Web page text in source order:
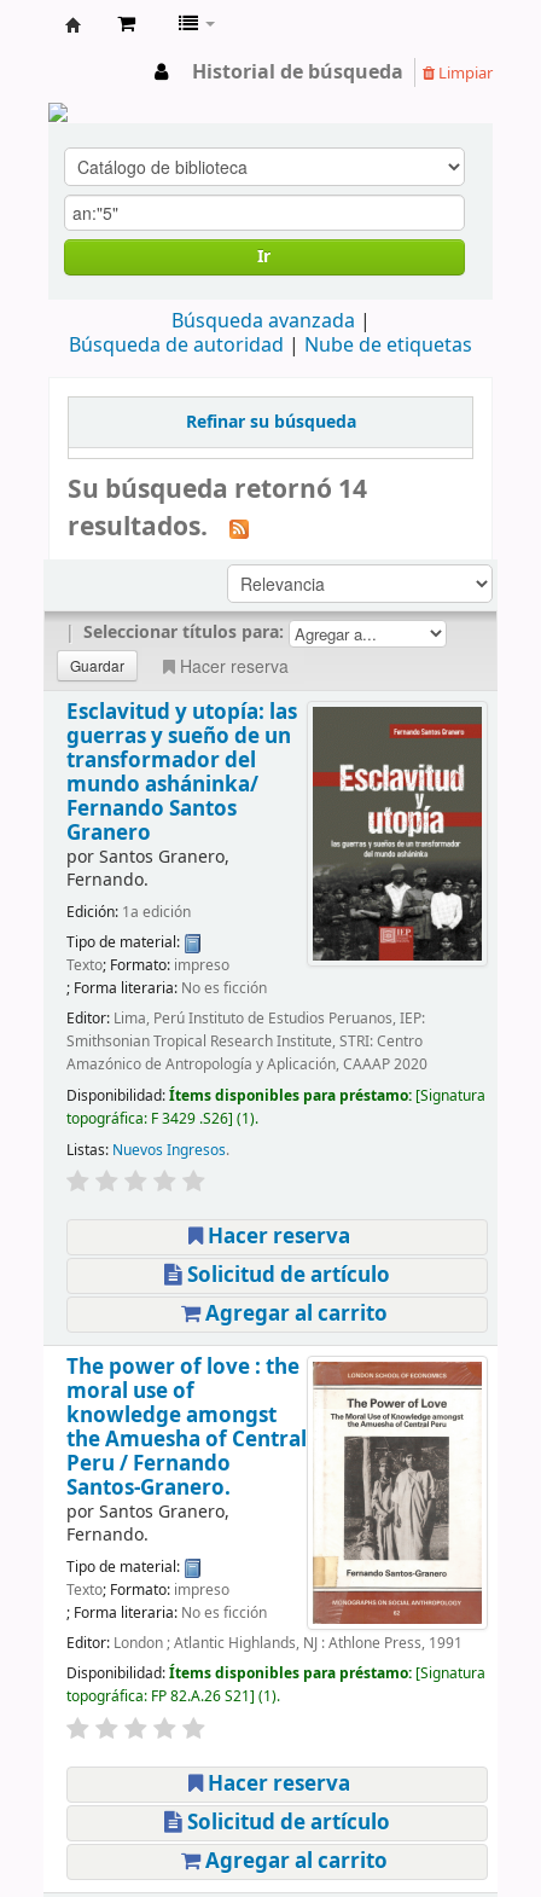
Historial de búsqueda Limpiar
Ir
Búsqueda avanzada
Búsqueda de autoridad
Nube de etiquetas
Refinar su búsqueda
Su búsqueda retornó 14
resultados.
| Seleccionar títulos para:
Hacer reserva
Esclavitud y utopía: las
guerras y sueño de un
transformador del
mundo asháninka/
Fernando Santos
Granero
porSantos Granero,
Fernando.
Edición: 1a edición
Tipo de material:
Texto; Formato: impreso
; Forma literaria: No es ficción
Editor: Lima, Perú Instituto de Estudios Peruanos, IEP:
Smithsonian Tropical Research Institute, STRI: Centro
Amazónico de Antropología y Aplicación, CAAAP 2020
Disponibilidad:Ítems disponibles para préstamo: Signatura
topográfica: F 3429 .S26 (1).
Listas: Nuevos Ingresos.
Hacer reserva
Solicitud de artículo
Agregar al carrito
The power of love : the
moral use of
knowledge amongst
the Amuesha of Central
Peru / Fernando
Santos-Granero.
porSantos Granero,
Fernando.
Tipo de material:
Texto; Formato: impreso
; Forma literaria: No es ficción
Editor: London ; Atlantic Highlands, NJ : Athlone Press, 1991
Disponibilidad:Ítems disponibles para préstamo: Signatura
topográfica: FP 82.A.26 S21 (1).
Hacer reserva
Solicitud de artículo
Agregar al carrito